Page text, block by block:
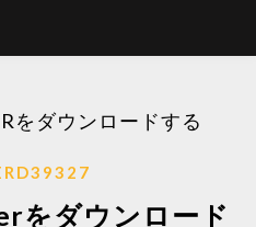
をダウンロードする
をダウンロード